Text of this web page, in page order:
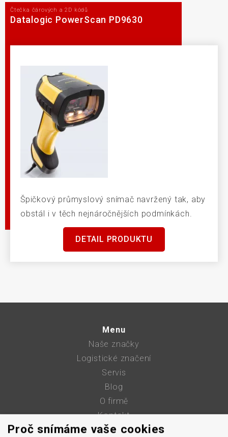
Čtečka čárových a 2D kódů
Datalogic PowerScan PD9630
Špičkový průmyslový snímač navržený tak, aby
obstál i v těch nejnáročnějších podmínkách.
DETAIL PRODUKTU
Menu
Naše značky
Logistické značení
Servis
Blog
O firmě
Kontakt
GDPR
Proč snímáme vaše cookies